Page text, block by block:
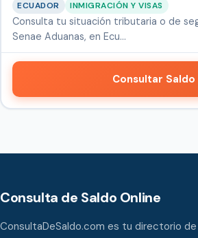
ECUADOR INMIGRACIÓN Y VISAS
Consulta tu situación tributaria o de
Senae Aduanas, en Ecu…
Consultar Saldo
Consulta de Saldo Online
ConsultaDeSaldo.com es tu directorio